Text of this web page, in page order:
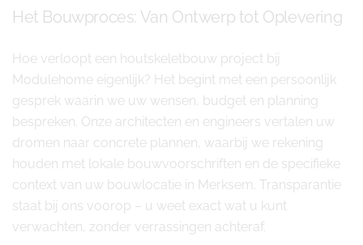
Het Bouwproces: Van Ontwerp tot Oplevering
Hoe verloopt een houtskeletbouw project bij
Modulehome eigenlijk? Het begint met een persoonlijk
gesprek waarin we uw wensen, budget en planning
bespreken. Onze architecten en engineers vertalen uw
dromen naar concrete plannen, waarbij we rekening
houden met lokale bouwvoorschriften en de specifieke
context van uw bouwlocatie in Merksem. Transparantie
staat bij ons voorop – u weet exact wat u kunt
verwachten, zonder verrassingen achteraf.